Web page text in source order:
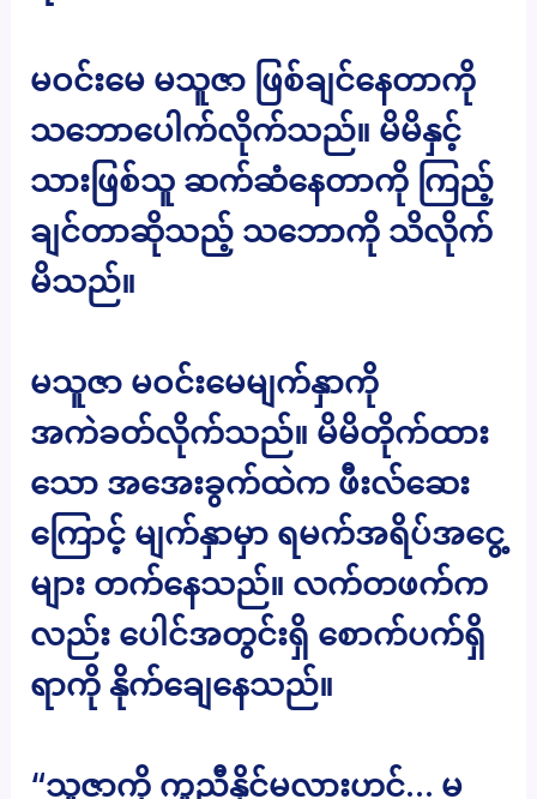
မဝင်းမေ မသူဇာ ဖြစ်ချင်နေတာကို
သဘောပေါက်လိုက်သည်။ မိမိနှင့်
သားဖြစ်သူ ဆက်ဆံနေတာကို ကြည့်
ချင်တာဆိုသည့် သဘောကို သိလိုက်
မိသည်။
မသူဇာ မဝင်းမေမျက်နှာကို
အကဲခတ်လိုက်သည်။ မိမိတိုက်ထား
သော အအေးခွက်ထဲက ဖီးလ်ဆေး
ကြောင့် မျက်နှာမှာ ရမက်အရိပ်အငွေ့
များ တက်နေသည်။ လက်တဖက်က
လည်း ပေါင်အတွင်းရှိ စောက်ပက်ရှိ
ရာကို နိုက်ချေနေသည်။
“သူဇာကို ကူညီနိုင်မလားဟင်… မ